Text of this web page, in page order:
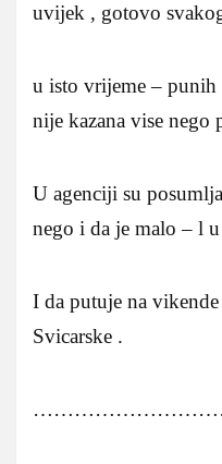
uvijek , gotovo
u isto vrijeme – punih
nije kazana vise nego
U agenciji su
nego i da je malo – l
I da putuje na
Svicarske .